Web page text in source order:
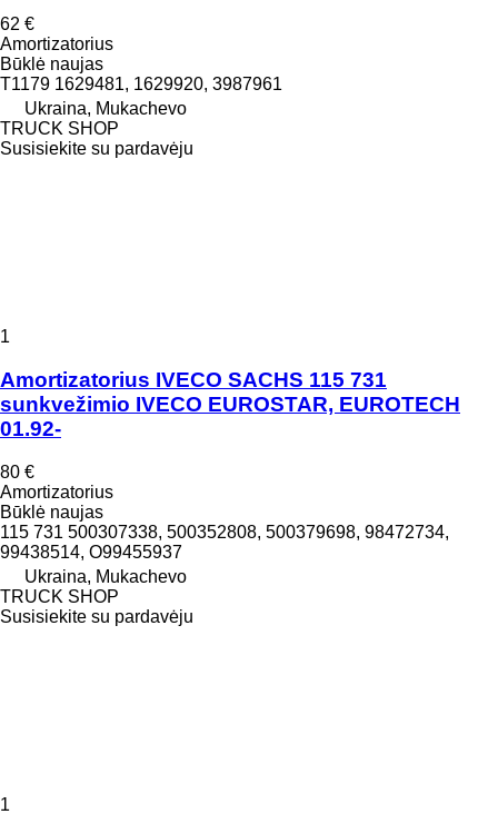
62 €
Amortizatorius
Būklė naujas
T1179 1629481, 1629920, 3987961
Ukraina, Mukachevo
TRUCK SHOP
Susisiekite su pardavėju
1
Amortizatorius IVECO SACHS 115 731
sunkvežimio IVECO EUROSTAR, EUROTECH
01.92-
80 €
Amortizatorius
Būklė naujas
115 731 500307338, 500352808, 500379698, 98472734,
99438514, O99455937
Ukraina, Mukachevo
TRUCK SHOP
Susisiekite su pardavėju
1